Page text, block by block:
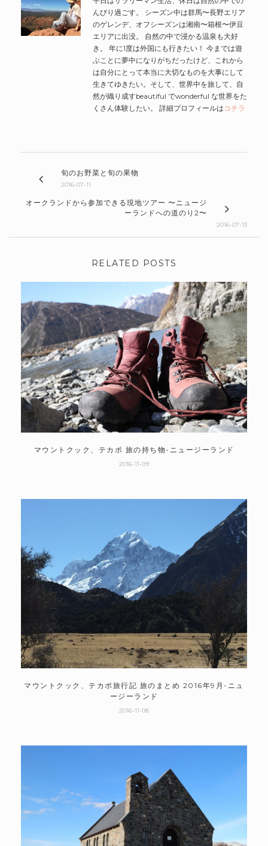
んびり過ごす。 シーズン中は群馬〜長野エリア
のゲレンデ、オフシーズンは湘南〜箱根〜伊豆
エリアに出没。 自然の中で浸かる温泉も大好
き。 年に1度は外国にも行きたい！ 今までは遊
ぶことに夢中になりがちだったけど、これから
は自分にとって本当に大切なものを大事にして
生きてゆきたい。そして、世界中を旅して、自
然が織り成すbeautiful でwonderful な世界をた
くさん体験したい。 詳細プロフィールは コチラ
旬のお野菜と旬の果物
2016-07-11
オークランドから参加できる現地ツアー 〜ニュージ
ーランドへの道のり2〜
2016-07-13
RELATED POSTS
マウントクック、テカポ 旅の持ち物-ニュージーランド
2016-11-09
マウントクック、テカポ旅行記 旅のまとめ 2016年9月-ニュ
ージーランド
2016-11-08